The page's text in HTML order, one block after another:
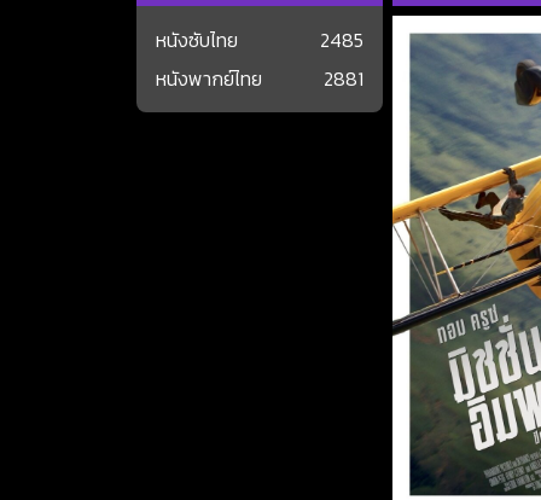
หนังซับไทย
2485
หนังพากย์ไทย
2881